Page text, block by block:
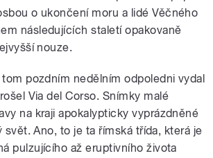
o ukončení moru a lidé Věčného
následujících staletí opakovaně
nouze.
pozdním nedělním odpoledni vydal
Via del Corso. Snímky malé
na kraji apokalypticky vyprázdněné
Ano, to je ta římská třída, která je
pulzujícího až eruptivního života